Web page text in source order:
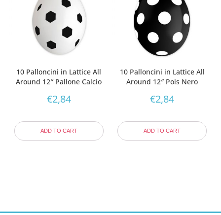
10 Palloncini in Lattice All
Around 12″ Pallone Calcio
€2,84
ADD TO CART
10 Palloncini in Lattice All
Around 12″ Pois Nero
€2,84
ADD TO CART